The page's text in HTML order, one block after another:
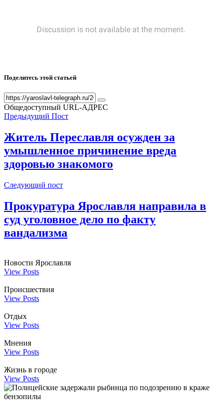
Поделитесь этой статьей
Общедоступный URL-АДРЕС
Предыдущий Пост
Житель Переславля осужден за
умышленное причинение вреда
здоровью знакомого
Следующий пост
Прокуратура Ярославля направила в
суд уголовное дело по факту
вандализма
Новости Ярославля
View Posts
Происшествия
View Posts
Отдых
View Posts
Мнения
View Posts
Жизнь в городе
View Posts